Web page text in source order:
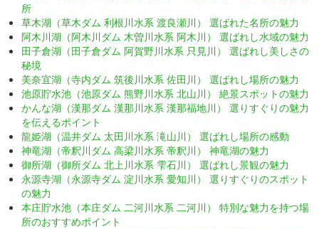
所
草木湖（草木ダム 利根川水系 渡良瀬川） 選ばれた名所の魅力
阿木川湖（阿木川ダム 木曽川水系 阿木川） 選ばれし水域の魅力
田子倉湖（田子倉ダム 阿賀野川水系 只見川） 選ばれし美しさの
秘境
美奈宜湖（寺内ダム 筑後川水系 佐田川） 選ばれし場所の魅力
池原貯水池（池原ダム 熊野川水系 北山川） 絶景スポットの魅力
かんな湖（漢那ダム 漢那川水系 漢那福地川） 選りすぐりの魅力
を伝えるポイント
龍姫湖（温井ダム 太田川水系 滝山川） 選ばれし場所の感動
神竜湖（帝釈川ダム 高梁川水系 帝釈川） 神竜湖の魅力
御所湖（御所ダム 北上川水系 雫石川） 選ばれし景観の魅力
永源寺湖（永源寺ダム 淀川水系 愛知川） 選りすぐりのスポット
の魅力
本庄貯水池（本庄ダム 二河川水系 二河川） 特別な魅力を持つ場
所のおすすめポイント